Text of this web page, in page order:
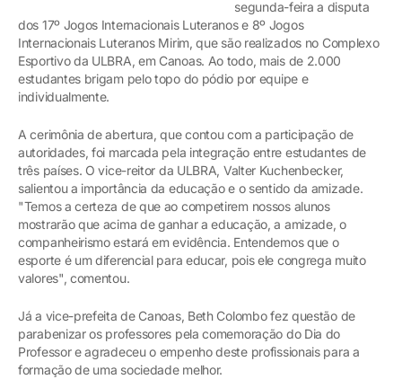
segunda-feira a disputa
dos 17º Jogos Internacionais Luteranos e 8º Jogos
Internacionais Luteranos Mirim, que são realizados no Complexo
Esportivo da ULBRA, em Canoas. Ao todo, mais de 2.000
estudantes brigam pelo topo do pódio por equipe e
individualmente.
A cerimônia de abertura, que contou com a participação de
autoridades, foi marcada pela integração entre estudantes de
três países. O vice-reitor da ULBRA, Valter Kuchenbecker,
salientou a importância da educação e o sentido da amizade.
"Temos a certeza de que ao competirem nossos alunos
mostrarão que acima de ganhar a educação, a amizade, o
companheirismo estará em evidência. Entendemos que o
esporte é um diferencial para educar, pois ele congrega muito
valores", comentou.
Já a vice-prefeita de Canoas, Beth Colombo fez questão de
parabenizar os professores pela comemoração do Dia do
Professor e agradeceu o empenho deste profissionais para a
formação de uma sociedade melhor.